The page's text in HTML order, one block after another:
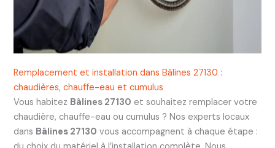
Remplacement et installation dans Bâlines 27130 :
chaudières, chauffe-eau et cumulus
Vous habitez Bâlines 27130 et souhaitez remplacer votre
chaudière, chauffe-eau ou cumulus ? Nos experts locaux
dans Bâlines 27130 vous accompagnent à chaque étape :